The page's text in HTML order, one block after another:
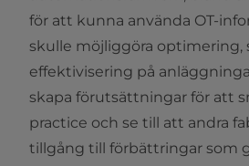
för att kunna använda OT-
skulle möjliggöra optimering,
effektivisering på
skapa förutsättningar för att
practice och se till att andra
tillgång till förbättringar som